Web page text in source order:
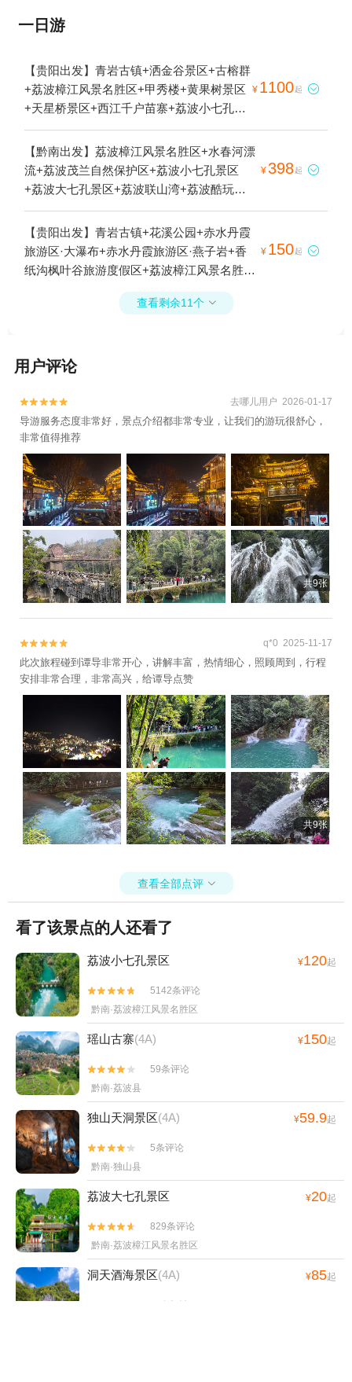
一日游
【贵阳出发】青岩古镇+洒金谷景区+古榕群
+荔波樟江风景名胜区+甲秀楼+黄果树景区
+天星桥景区+西江千户苗寨+荔波小七孔景
区+荔波大七孔景区+陡坡塘瀑布+《多彩贵
州风》演出+鸳鸯湖+加榜梯田+黄果树水帘
洞+小七孔桥5日游
¥ 1100起 
【黔南出发】荔波樟江风景名胜区+水春河漂
流+荔波茂兰自然保护区+荔波小七孔景区
+荔波大七孔景区+荔波联山湾+荔波酷玩森
林+荔波古镇1日游
¥398起 
【贵阳出发】青岩古镇+花溪公园+赤水丹霞
旅游区·大瀑布+赤水丹霞旅游区·燕子岩+香
纸沟枫叶谷旅游度假区+荔波樟江风景名胜区
+南河+赤水丹霞·红石野谷景区+赤水河+花溪
夜郎谷+贵州森林野生动物园+斗篷山景区
+南江大峡谷+云门囤景区+土城子遗址+遵义
丹霞+水春河漂流+遵义公园+赤水游客中心
+荔波茂兰自然保护区+贵州龙里大草原景区
+四洞沟景区+荔波小七孔景区+荔波大七孔
景区+甲茶风景名胜区+贵阳欢乐世界+荔波
联山湾+天下第一壶中国茶文化博览园+四渡
赤水纪念馆+紫林山国际旅游度假区+瑶山古
寨+茶海生态园+赤水丹霞旅游区·佛光岩+遵
义会议会址—已下线+猴耳天坑·极限酷玩公
园+红果树+双门峡中国诗歌谷+贵州紫林山
国际旅游度假区+十二背后·清溪峡景区+荔波
四季花海+时光贵州古镇+贵阳珍珠岛度假中
缝景区+红赤水+赤水凤凰花坞+大娄山滑雪
场+中国天眼景区+羊昌花画小镇+青岩古堡
+赤水白马溪景区+南江水上欢乐园+水车坝
水上乐园+中国天眼驿站+云山茶海露营地
+娄山关大捷实战演艺景区+巫山峡谷旅游景
区+土城古镇+龙里水乡飞越丛林+荔波冰雪
水世界主题乐园+红水河+独山天洞景区+平
塘天坑群景区+黔北娄山水上乐园+荔波车技
坊+独山游乐园+福泉古城文化旅游景区+都
匀秦汉影视城+东田都匀乐园+四洞仙境+朱
家山国家森林公园+赤水国家级风景名胜区
区+太阳坪映山红景区+正安桃花源记景区
+天河潭艺术灯光展+赤水白云山国际旅游风
峡谷旅游景区-已下线+赤水印迹+务川仡佬之
下河谷景区+茶海之心景区+赤水丹霞-已下线
+荔波酷玩森林+大娄山度假村+龙里油画大
草原+南江云渡天桥+贵州乌江寨国际旅游度
假区+路游憩·绿博园露营地+遵义古城+荔波
古镇+贵阳桃源河景区+平塘风景区+贵州酒
仙洞景区+平塘天硐+赤水湾古镇+中国天眼·
星游记场馆+十二背后·双河谷景区--已下线
+天河潭旅游度假区奇幻谷+中国茶海景区(湄
潭茶海)+务川开心无动力乐园-已下线+贵州
长征文化数字艺术馆(红飘带)+龙里油画大草
原滑雪场+多彩贵州城+多彩欢乐谷+自在野
奢温泉私汤小院+恐龙小镇+十二背后·双河洞
景区+南江大峡谷漂流1日游
¥ 150起 
查看剩余11个 
用户评论

 去哪儿用户 2026-01-17
导游服务态度非常好，景点介绍都非常专业，让我们的游玩很舒心，
非常值得推荐
共9张

 q*0 2025-11-17
此次旅程碰到谭导非常开心，讲解丰富，热情细心，照顾周到，行程
安排非常合理，非常高兴，给谭导点赞
共9张
查看全部点评 
看了该景点的人还看了
荔波小七孔景区 ¥120起


5142条评论
黔南·荔波樟江风景名胜区
瑶山古寨(4A) ¥150起


59条评论
黔南·荔波县
独山天洞景区(4A) ¥59.9起


5条评论
黔南·独山县
荔波大七孔景区 ¥20起


829条评论
黔南·荔波樟江风景名胜区
洞天酒海景区(4A) ¥85起